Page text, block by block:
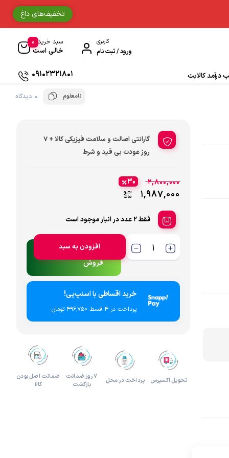
تخفیف‌های داغ
کاربری
ورود / ثبت نام
سبد خرید
خالی است
0
جوراب و ساق مردانه
دستمال سر و گردن
ادکلن
زیبایی و سلامت
لوازم هدیه و تزئینی
کالابت 09102321801
نامعلوم 0 دیدگاه
گارانتی اصالت و سلامت فیزیکی کالا + 7
روز عودت بی قید و شرط
2,800,000
1,987,000
30
فقط 2 عدد در انبار موجود است
افزودن به سبد
تماس با کارشناس
فروش
خرید اقساطی با اسنپ‌پی!
پرداخت در 4 قسط ۴۹۶٬۷۵۰ تومان
تحویل اکسپرس پرداخت در محل
۷ روز ضمانت
بازگشت
ضمانت اصل بودن
کالا